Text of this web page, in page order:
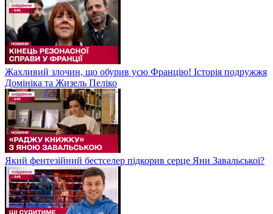
Жахливий злочин, що обурив усю Францію! Історія подружжя
Домініка та Жизель Пеліко
Який фентезійний бестселер підкорив серце Яни Завальської?